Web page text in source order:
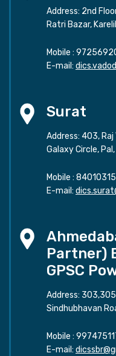
Address: 2nd
Ratri Bazar,
Mobile :
E-mail:
Surat
Address: 403, Raj
Galaxy Circle,
Mobile :
E-mail:
Partner)
GPSC
Address:
Sindhubhavan
Mobile :
E-mail: